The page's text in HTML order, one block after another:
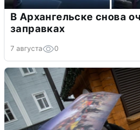
В Архангельске снова
заправках
7 августа 0